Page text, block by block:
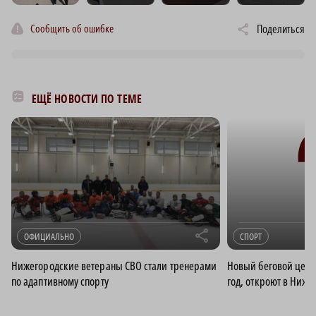
Сообщить об ошибке Поделиться
ЕЩЁ НОВОСТИ ПО ТЕМЕ
ОФИЦИАЛЬНО r
Нижегородские ветераны СВО стали тренерами
по адаптивному спорту
СПОРТ
Новый беговой
год, откроют в